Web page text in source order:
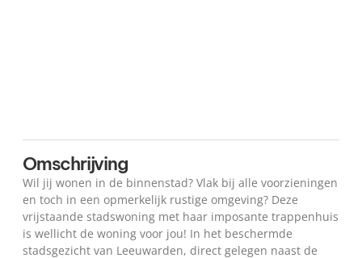
Omschrijving
Wil jij wonen in de binnenstad? Vlak bij alle voorzieningen
en toch in een opmerkelijk rustige omgeving? Deze
vrijstaande stadswoning met haar imposante trappenhuis
is wellicht de woning voor jou! In het beschermde
stadsgezicht van Leeuwarden, direct gelegen naast de